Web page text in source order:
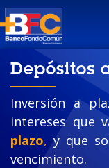
Depósitos
Inversión a
intereses que
plazo, y que
vencimiento.